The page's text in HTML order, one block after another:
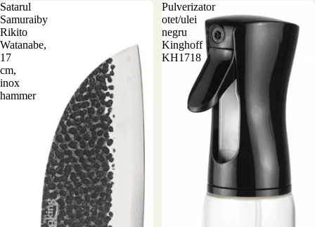
Satarul
Samuraiby
Rikito
Watanabe,
17
cm,
inox
hammer
Pulverizator
otet/ulei
negru
Kinghoff
KH1718